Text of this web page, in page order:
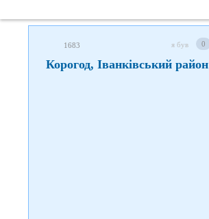
1683 я був 0
Корогод, Іванківський район